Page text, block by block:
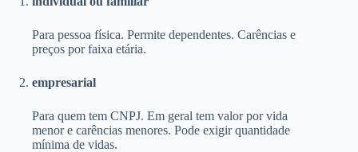
Para pessoa física. Permite dependentes. Carências e
preços por faixa etária.
empresarial
Para quem tem CNPJ. Em geral tem valor por vida
menor e carências menores. Pode exigir quantidade
mínima de vidas.